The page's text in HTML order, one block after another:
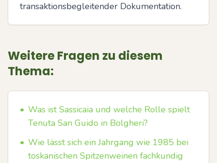
transaktionsbegleitender Dokumentation.
Weitere Fragen zu diesem
Thema:
• Was ist Sassicaia und welche Rolle spielt
Tenuta San Guido in Bolgheri?
• Wie lässt sich ein Jahrgang wie 1985 bei
toskanischen Spitzenweinen fachkundig